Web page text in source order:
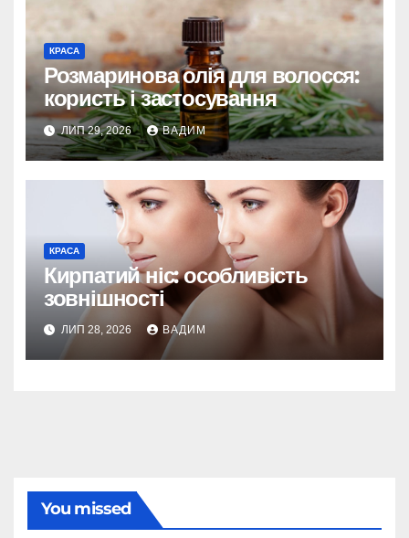
КРАСА
Розмаринова олія для волосся:
користь і застосування
ЛИП 29, 2026 ВАДИМ
КРАСА
Кирпатий ніс: особливість
зовнішності
ЛИП 28, 2026 ВАДИМ
You missed